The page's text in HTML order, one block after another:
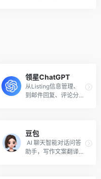
领星ChatGPT
从Listing信息管理、
到邮件回复、评论分析
豆包
AI 聊天智能对话问答
助手，写作文案翻译情